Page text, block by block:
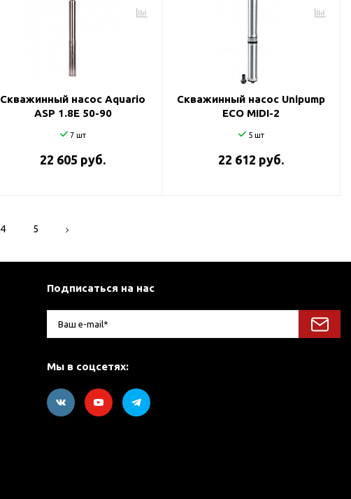
Скважинный насос Aquario
ASP 1.8Е 50-90
7 шт
22 605 руб.
Скважинный насос Unipump
ECO MIDI-2
5 шт
22 612 руб.
4 5
Подписаться на нас
Мы в соцсетях: